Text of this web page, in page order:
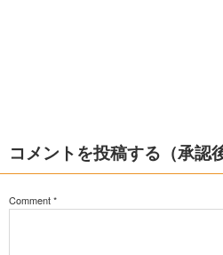
コメントを投稿する（承認
Comment*